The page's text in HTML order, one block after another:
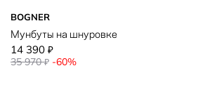
BOGNER
Мунбуты на шнуровке
14 390 ₽
35 970₽ -60%